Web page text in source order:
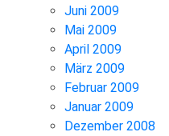
Juni 2009
Mai 2009
April 2009
März 2009
Februar 2009
Januar 2009
Dezember 2008